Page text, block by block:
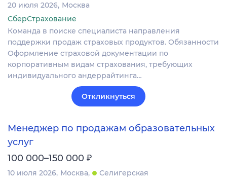
20 июля 2026 Москва
СберСтрахование
Команда в поиске специалиста направления
поддержки продаж страховых продуктов. Обязанности
Оформление страховой документации по
корпоративным видам страхования, требующих
индивидуального андеррайтинга…
Откликнуться
Менеджер по продажам образовательных
услуг
100 000–150 000 ₽
10 июля 2026 Москва
Селигерская